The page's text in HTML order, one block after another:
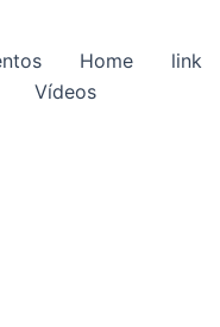
Home link
Vídeos